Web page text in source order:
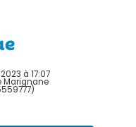
à 17:07
Marignane
)